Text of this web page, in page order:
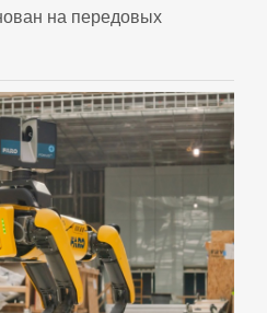
на передовых